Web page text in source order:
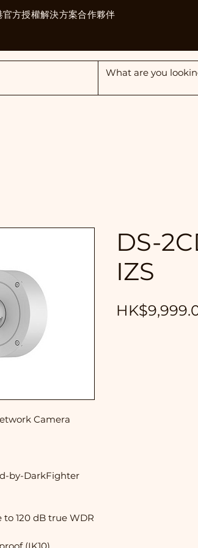
方授權解決方案合作夥伴
Camera
by-DarkFighter
120 dB true WDR
DS-
IZS